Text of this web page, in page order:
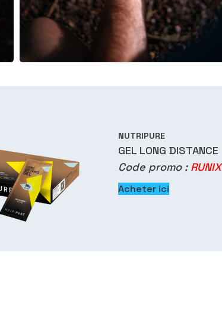
NUTRIPURE
GEL LONG DISTANCE
Code promo : RUNIX
Acheter ici